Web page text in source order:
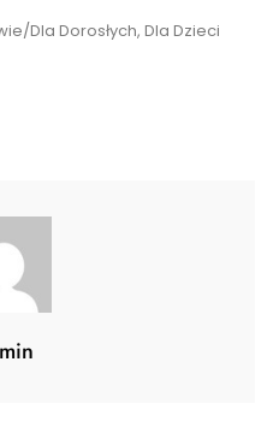
Dla Dorosłych, Dla Dzieci